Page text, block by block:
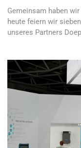
Gemeinsam haben
heute feiern wir
unseres Partners